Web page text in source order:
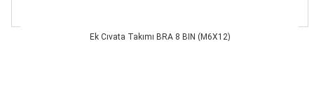
Ek Cıvata Takımı BRA 8 BIN (M6X12)